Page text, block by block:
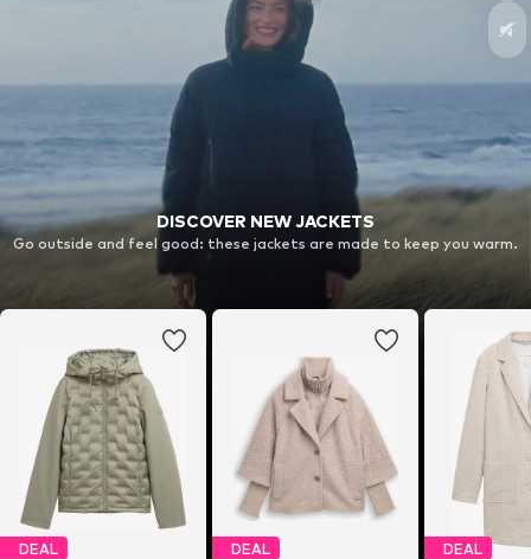
DISCOVER NEW JACKETS
Go outside and feel good: these jackets are made to keep you warm.
DEAL DEAL DEAL